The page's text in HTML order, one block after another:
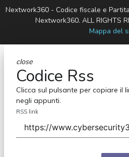
Nextwork360 - Codice fiscale e
Nextwork360. ALL RIGHTS
Mappa del
close
Codice Rss
Clicca sul pulsante per copiare il
negli appunti.
RSS link